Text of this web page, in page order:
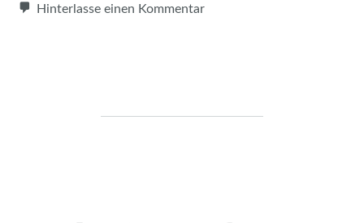
Hinterlasse einen Kommentar